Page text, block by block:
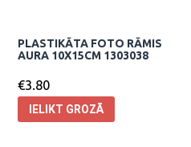
PLASTIKĀTA FOTO RĀMIS
AURA 10X15CM 1303038
€3.80
IELIKT GROZĀ